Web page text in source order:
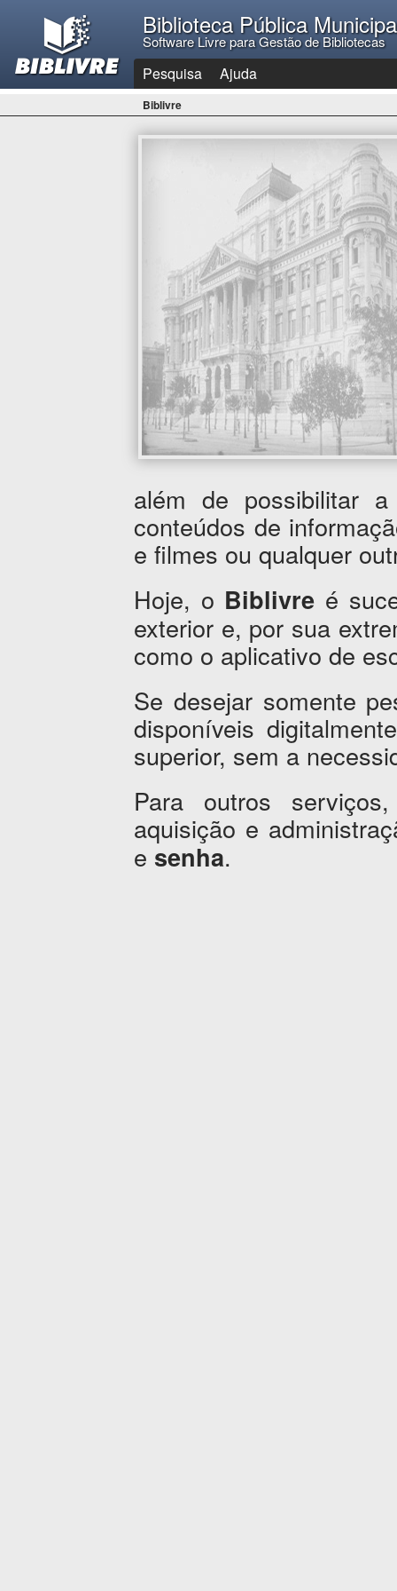
Biblioteca Pública
Software Livre para Gestão de Bibliotecas
Pesquisa Ajuda
Biblivre
além de possibilitar
conteúdos de
e filmes ou qualquer
Hoje, o Biblivre é
exterior e, por sua
como o aplicativo de
Se desejar somente
disponíveis
superior, sem a
Para outros
aquisição e
e senha.